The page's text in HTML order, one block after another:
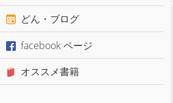
どん・ブログ
facebook ページ
オススメ書籍